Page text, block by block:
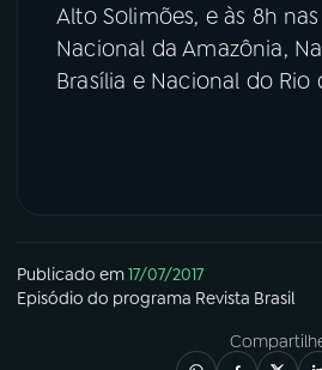
Alto Solimões, e às 8h
Nacional da Amazônia,
Brasília e Nacional do Rio
Publicado em17/07/2017
Episódio do programa Revista Brasil